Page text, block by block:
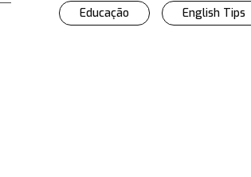
Educação English Tips